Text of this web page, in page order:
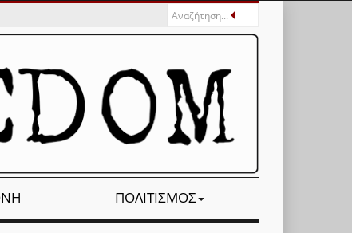
ΠΟΛΙΤΙΣΜΌΣ